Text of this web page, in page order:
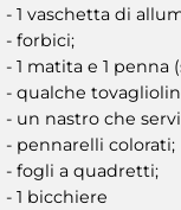
- 1 vaschetta di
- forbici;
- 1 matita e 1
- qualche
- un nastro che
- pennarelli colorati;
- fogli a quadretti;
- 1 bicchiere